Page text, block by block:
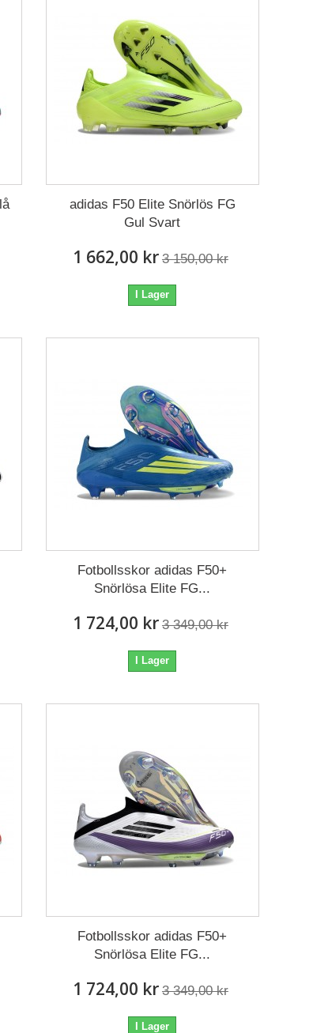
adidas F50 Elite Snörlös FG
Gul Svart
1 662,00 kr 3 150,00 kr
I Lager
Fotbollsskor adidas F50+
Snörlösa Elite FG...
1 724,00 kr 3 349,00 kr
I Lager
Fotbollsskor adidas F50+
Snörlösa Elite FG...
1 724,00 kr 3 349,00 kr
I Lager